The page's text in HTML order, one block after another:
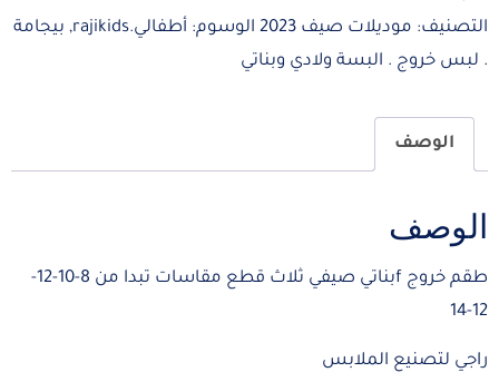
التصنيف: موديلات صيف 2023 الوسوم: أطفالي.rajikids , بيجامة
. لبس خروج . البسة ولادي وبناتي
الوصف
الوصف
طقم خروج fبناتي صيفي ثلاث قطع مقاسات تبدا من 8-10-12-
12-14
راجي لتصنيع الملابس